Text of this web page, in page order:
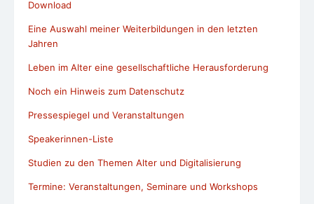
Download
Eine Auswahl meiner Weiterbildungen in den letzten
Jahren
Leben im Alter eine gesellschaftliche Herausforderung
Noch ein Hinweis zum Datenschutz
Pressespiegel und Veranstaltungen
Speakerinnen-Liste
Studien zu den Themen Alter und Digitalisierung
Termine: Veranstaltungen, Seminare und Workshops